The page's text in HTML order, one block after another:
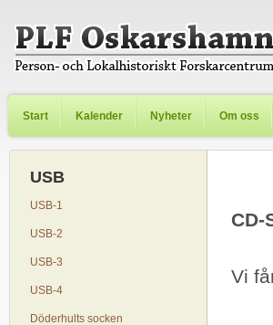
Start Kalender Nyheter Om oss
USB
USB-1
USB-2
USB-3
USB-4
Döderhults socken
CD-
Vi